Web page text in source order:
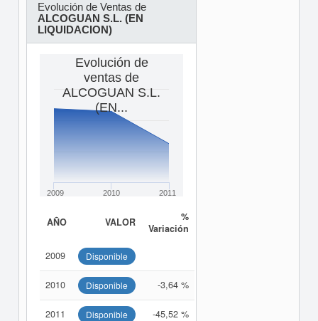
Evolución de Ventas de
ALCOGUAN S.L. (EN
LIQUIDACION)
Evolución de
ventas de
ALCOGUAN S.L.
(EN...
2009 2010 2011
AÑO VALOR
%
Variación
2009 Disponible
2010 Disponible -3,64 %
2011 Disponible -45,52 %